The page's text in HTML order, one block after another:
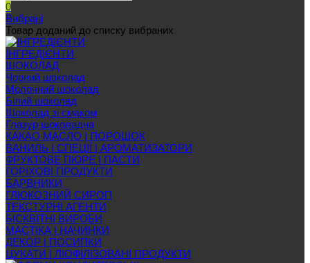
0
Вибрані
Товар доданий до списку вибраних
ІНГРЕДІЄНТИ
ШОКОЛАД
Чорний шоколад
Молочний шоколад
Білий шоколад
Шоколад зі смаком
Глазур шоколадна
КАКАО МАСЛО | ПОРОШОК
ВАНИЛЬ | СПЕЦІЇ | АРОМАТИЗАТОРИ
ФРУКТОВЕ ПЮРЕ | ПАСТИ
ГОРІХОВІ ПРОДУКТИ
БАРВНИКИ
ГЛЮКОЗНИЙ СИРОП
ТЕКСТУРНІ АГЕНТИ
БІСКВІТНІ ВИРОБИ
МАСТІКА | НАЧИНКИ
ДЕКОР | ПОСИПКИ
ЦУКАТИ | ЛІОФІЛІЗОВАНІ ПРОДУКТИ